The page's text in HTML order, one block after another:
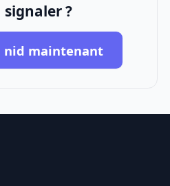
signaler ?
nid maintenant